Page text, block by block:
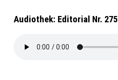
Audiothek: Editorial Nr. 275